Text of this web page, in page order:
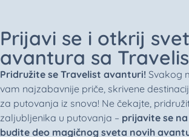
Prijavi se i otkrij svet
avantura sa
Pridružite se Travelist avanturi! Svakog
vam najzabavnije priče, skrivene
za putovanja iz snova! Ne čekajte,
zaljubljenika u putovanja – prijavite se
budite deo magičnog sveta novih